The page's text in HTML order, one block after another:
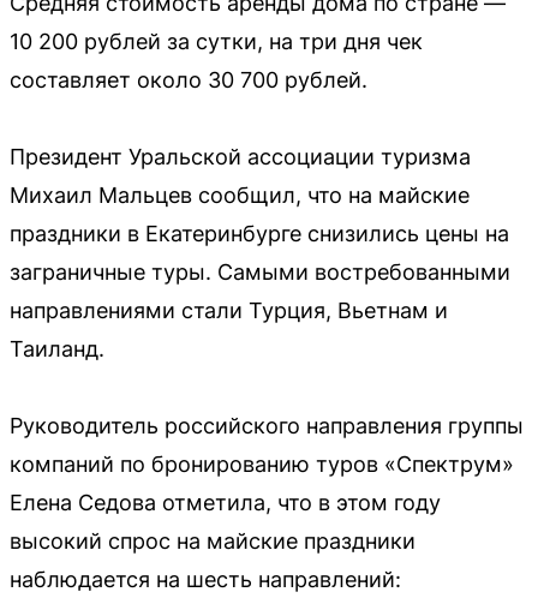
10 200 рублей за сутки, на три дня чек
составляет около 30 700 рублей.
Президент Уральской ассоциации туризма
Михаил Мальцев сообщил, что на майские
праздники в Екатеринбурге снизились цены на
заграничные туры. Самыми востребованными
направлениями стали Турция, Вьетнам и
Таиланд.
Руководитель российского направления группы
компаний по бронированию туров «Спектрум»
Елена Седова отметила, что в этом году
высокий спрос на майские праздники
наблюдается на шесть направлений: